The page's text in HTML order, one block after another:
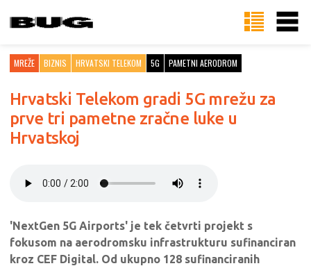
MREŽE BIZNIS HRVATSKI TELEKOM 5G PAMETNI AERODROM
Hrvatski Telekom gradi 5G mrežu za
prve tri pametne zračne luke u
Hrvatskoj
'NextGen 5G Airports' je tek četvrti projekt s
fokusom na aerodromsku infrastrukturu sufinanciran
kroz CEF Digital. Od ukupno 128 sufinanciranih